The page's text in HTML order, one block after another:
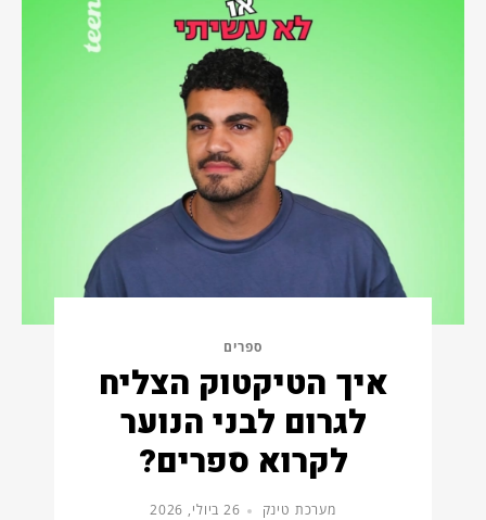
ספרים
איך הטיקטוק הצליח
לגרום לבני הנוער
לקרוא ספרים?
מערכת טינק 26 ביולי, 2026